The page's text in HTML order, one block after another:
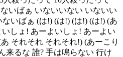
いばぁ いないいない いないい
いばぁ (は!) (は!) (は!) (は!) (あ
しょ! あーよいしょ! あーよい
それそれ それそれ!) (あーこり
来るな 誰? 手は鳴らない 行け